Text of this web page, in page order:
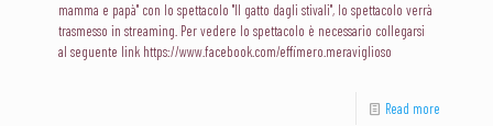
mamma e papà" con lo spettacolo "Il gatto dagli stivali", lo spettacolo verrà
trasmesso in streaming. Per vedere lo spettacolo è necessario collegarsi
al seguente link https://www.facebook.com/effimero.meraviglioso
Read more